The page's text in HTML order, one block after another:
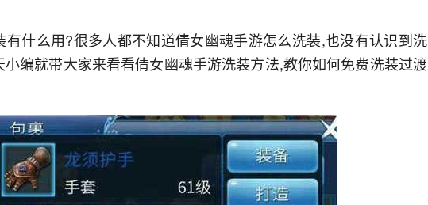
有什么用?很多人都不知道倩女幽魂手游怎么洗装,也没有认识到洗
编就带大家来看看倩女幽魂手游洗装方法,教你如何免费洗装过渡